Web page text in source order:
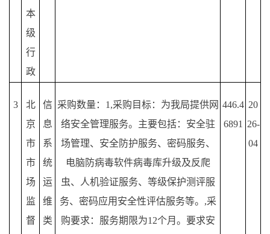
本
级
行
政
3
北
京
市
市
场
监
督
信
息
系
统
运
维
类
采购数量： 1,采购目标：为我局提供网
络安全管理服务。主要包括：安全驻
场管理、安全防护服务、密码服务、
电脑防病毒软件病毒库升级及反爬
虫、人机验证服务、等级保护测评服
务、密码应用安全性评估服务等。,采
购要求：服务期限为12个月。要求安
446.4
6891
20
26-
04